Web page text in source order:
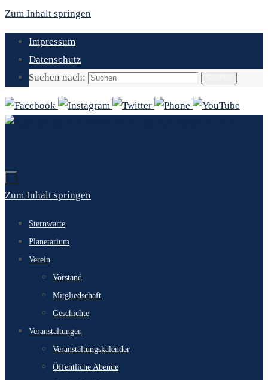
Zum Inhalt springen
Impressum
Datenschutz
Suchen nach:
Zum Inhalt springen
Sternwarte
Planetarium
Verein
Vorstand
Mitgliedschaft
Geschichte
Veranstaltungen
Veranstaltungskalender
Öffentliche Abende